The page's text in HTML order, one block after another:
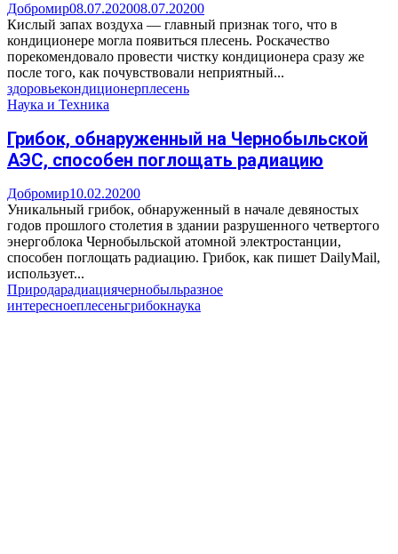
Добромир08.07.202008.07.20200
Кислый запах воздуха — главный признак того, что в
кондиционере могла появиться плесень. Роскачество
порекомендовало провести чистку кондиционера сразу же
после того, как почувствовали неприятный...
здоровьекондиционерплесень
Наука и Техника
Грибок, обнаруженный на Чернобыльской
АЭС, способен поглощать радиацию
Добромир10.02.20200
Уникальный грибок, обнаруженный в начале девяностых
годов прошлого столетия в здании разрушенного четвертого
энергоблока Чернобыльской атомной электростанции,
способен поглощать радиацию. Грибок, как пишет DailyMail,
использует...
Природарадиациячернобыльразное
интересноеплесеньгрибокнаука